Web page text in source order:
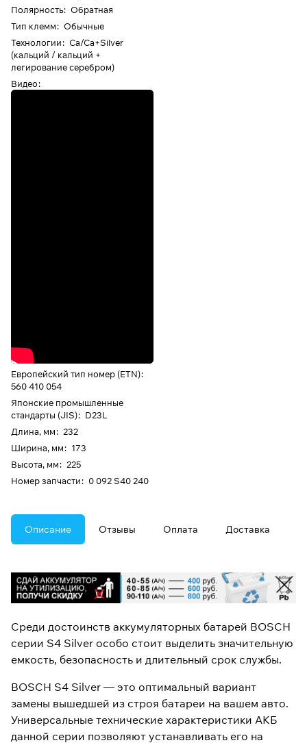
Полярность: Обратная
Тип клемм: Обычные
Технологии: Ca/Ca+Silver
(кальций / кальций +
легирование серебром)
Видео:
Европейский тип номер (ETN):
560 410 054
Японские промышленные
стандарты (JIS): D23L
Длина, мм: 232
Ширина, мм: 173
Высота, мм: 225
Номер запчасти: 0 092 S40 240
Описание Отзывы Оплата Доставка
Среди достоинств аккумуляторных батарей BOSCH
серии S4 Silver особо стоит выделить значительную
емкость, безопасность и длительный срок службы.
BOSCH S4 Silver — это оптимальный вариант
замены вышедшей из строя батареи на вашем авто.
Универсальные технические характеристики АКБ
данной серии позволяют устанавливать его на